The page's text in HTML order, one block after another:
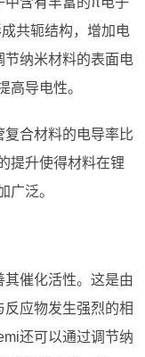
共轭结构，增加电
纳米材料的表面电
高导电性。
合材料的电导率比
提升使得材料在锂
广泛。
催化活性。这是由
应物发生强烈的相
还可以通过调节纳